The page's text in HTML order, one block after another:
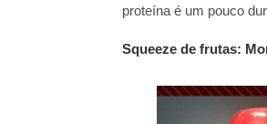
proteína é um pouco
Squeeze de frutas: